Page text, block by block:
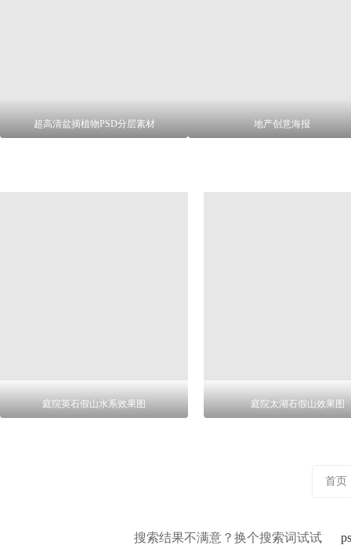
超高清盆摘植物PSD分层素材 地产创意海报
庭院英石假山水系效果图 庭院太湖石假山效果图
首页
搜索结果不满意？换个搜索词试试